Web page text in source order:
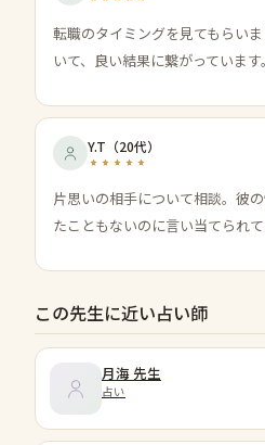
転職のタイミングを見てもらい
いて、良い結果に繋がっています
Y.T （20代）
片思いの相手について相談。彼
たこともないのに言い当てられて
この先生に近い占い師
月海 先生
占い